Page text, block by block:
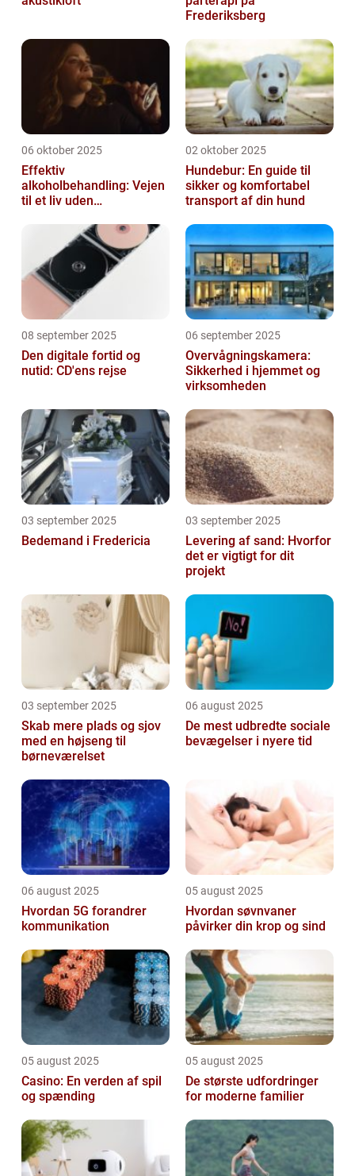
Frederiksberg
06 oktober 2025
Effektiv
alkoholbehandling: Vejen
til et liv uden
02 oktober 2025
Hundebur: En guide til
sikker og komfortabel
transport af din hund
08 september 2025
Den digitale fortid og
nutid: CD'ens rejse
06 september 2025
Overvågningskamera:
Sikkerhed i hjemmet og
virksomheden
03 september 2025
Bedemand i Fredericia
03 september 2025
Levering af sand: Hvorfor
det er vigtigt for dit
projekt
03 september 2025
Skab mere plads og sjov
med en højseng til
børneværelset
06 august 2025
De mest udbredte sociale
bevægelser i nyere tid
06 august 2025
Hvordan 5G forandrer
kommunikation
05 august 2025
Hvordan søvnvaner
påvirker din krop og sind
05 august 2025
Casino: En verden af spil
og spænding
05 august 2025
De største udfordringer
for moderne familier